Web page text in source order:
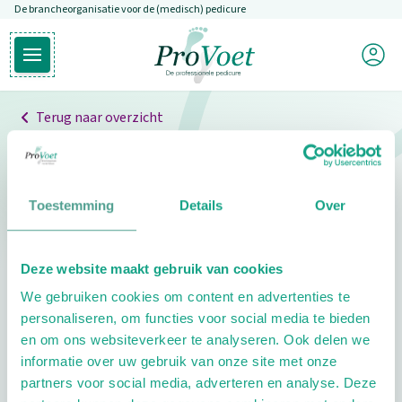
Toestemming Details Over
Deze website maakt gebruik van cookies
We gebruiken cookies om content en advertenties te
personaliseren, om functies voor social media te bieden
en om ons websiteverkeer te analyseren. Ook delen we
informatie over uw gebruik van onze site met onze
partners voor social media, adverteren en analyse. Deze
Overslaan en naar de inhoud gaan
De brancheorganisatie voor de (medisch) pedicure
Open hoofdmenu
Ga naar de homepagina
Mijn
Terug naar overzicht
Professionals
Pedicure niet gevonden
pedicure.